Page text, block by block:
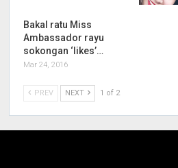
Bakal ratu Miss
Ambassador rayu
sokongan ‘likes’…
Mar 24, 2016
PREV NEXT 1 of 2